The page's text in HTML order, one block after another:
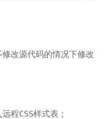
改源代码的情况下修改
程CSS样式表；